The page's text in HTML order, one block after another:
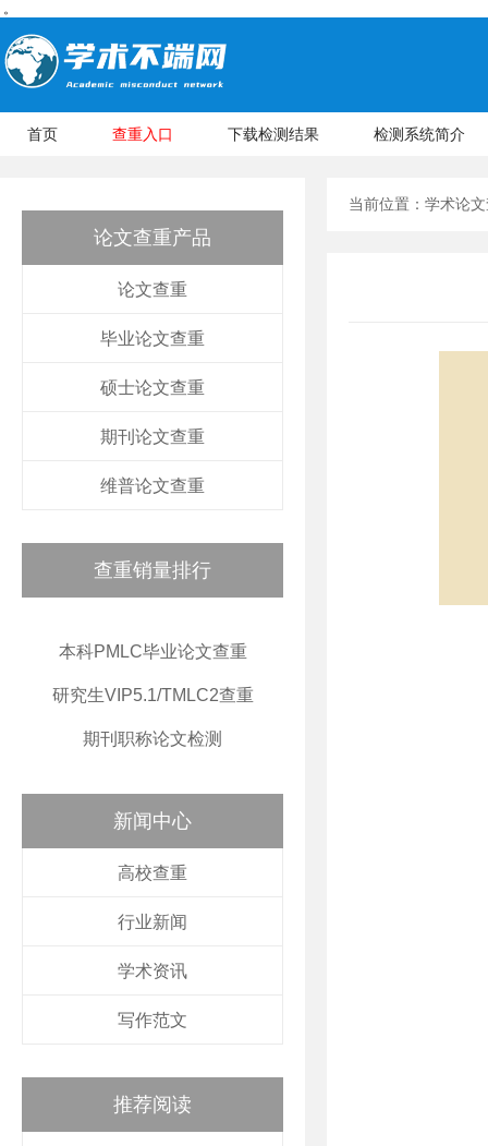
。
首页 查重入口 下载检测结果 检测系统简介
论文查重产品
论文查重
毕业论文查重
硕士论文查重
期刊论文查重
维普论文查重
查重销量排行
本科PMLC毕业论文查重
研究生VIP5.1/TMLC2查重
期刊职称论文检测
新闻中心
高校查重
行业新闻
学术资讯
写作范文
推荐阅读
当前位置： 学术论